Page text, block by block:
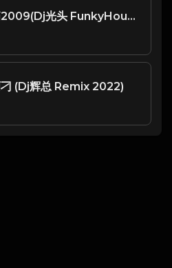
欢子 - 心痛2009(Dj光头 FunkyHouse Rmx 2023)
(Dj辉总 Remix 2022)